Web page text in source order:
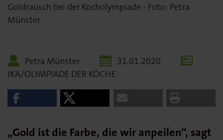
Goldrausch bei der Kocholympiade - Foto: Petra
Münster
Petra Münster
31.01.2020
IKA/OLYMPIADE DER KÖCHE
„Gold ist die Farbe, die wir anpeilen“, sagt